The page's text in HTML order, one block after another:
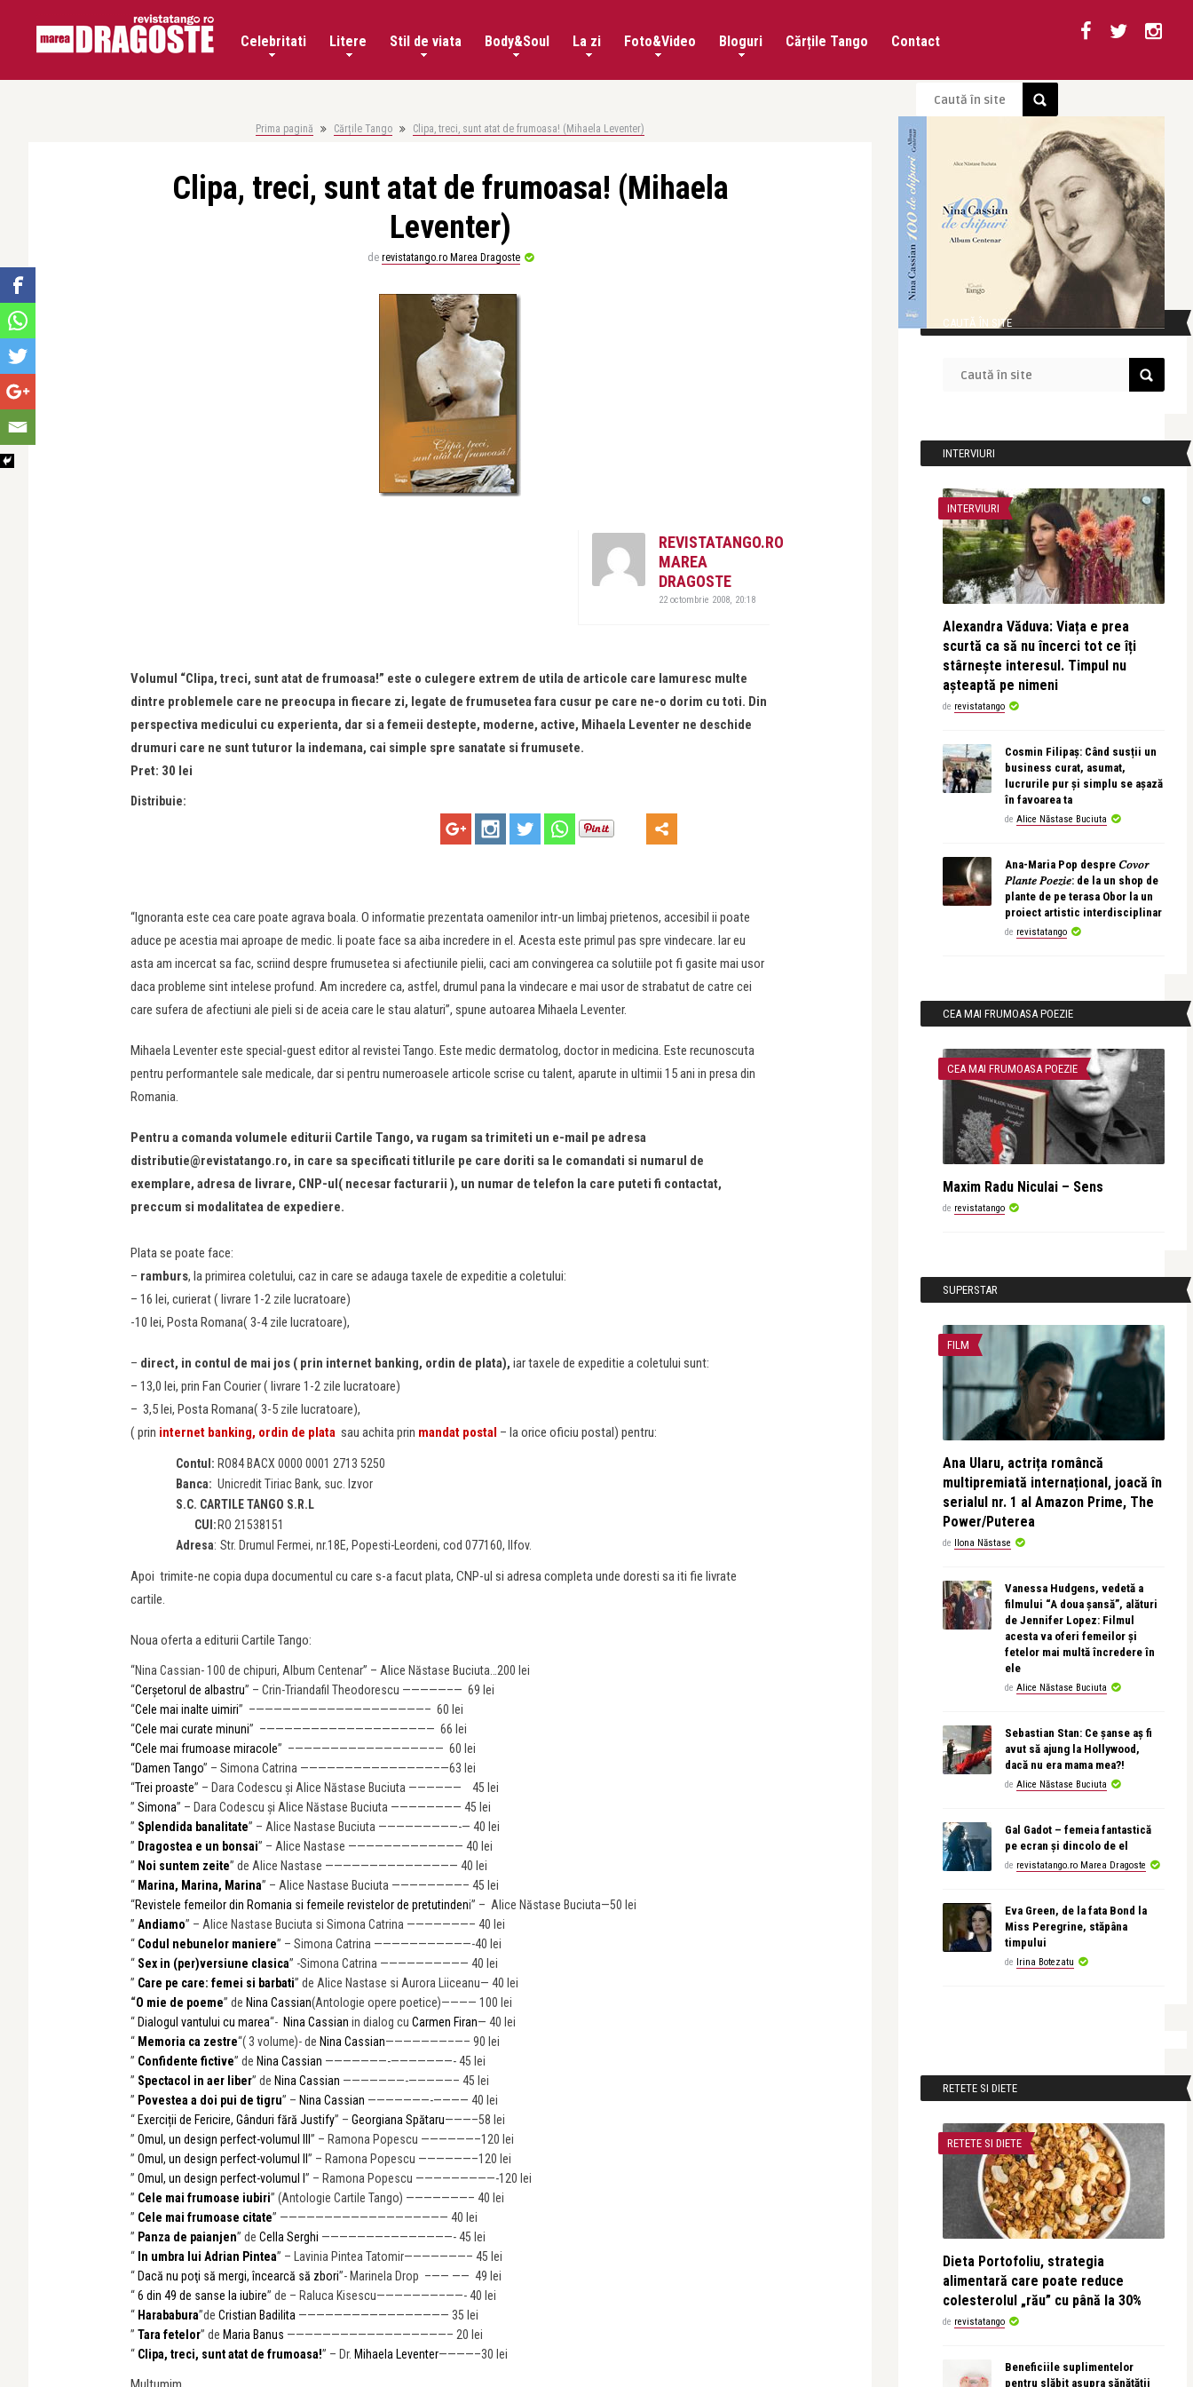
Celebritati Litere Stil de viata Body&Soul La zi Foto&Video Bloguri Cărțile Tango Contact
Prima pagină Cărțile Tango Clipa, treci, sunt atat de frumoasa! (Mihaela Leventer)
Clipa, treci, sunt atat de frumoasa! (Mihaela
Leventer)
de revistatango.ro Marea Dragoste
REVISTATANGO.RO
MAREA
DRAGOSTE
22 octombrie 2008, 20:18
Volumul “Clipa, treci, sunt atat de frumoasa!” este o culegere extrem de utila de articole care lamuresc multe
dintre problemele care ne preocupa in fiecare zi, legate de frumusetea fara cusur pe care ne-o dorim cu toti. Din
perspectiva medicului cu experienta, dar si a femeii destepte, moderne, active, Mihaela Leventer ne deschide
drumuri care ne sunt tuturor la indemana, cai simple spre sanatate si frumusete.
Pret: 30 lei
Distribuie:
“Ignoranta este cea care poate agrava boala. O informatie prezentata oamenilor intr-un limbaj prietenos, accesibil ii poate
aduce pe acestia mai aproape de medic. Ii poate face sa aiba incredere in el. Acesta este primul pas spre vindecare. Iar eu
asta am incercat sa fac, scriind despre frumusetea si afectiunile pielii, caci am convingerea ca solutiile pot fi gasite mai usor
daca probleme sint intelese profund. Am incredere ca, astfel, drumul pana la vindecare e mai usor de strabatut de catre cei
care sufera de afectiuni ale pieli si de aceia care le stau alaturi”, spune autoarea Mihaela Leventer.
Mihaela Leventer este special-guest editor al revistei Tango. Este medic dermatolog, doctor in medicina. Este recunoscuta
pentru performantele sale medicale, dar si pentru numeroasele articole scrise cu talent, aparute in ultimii 15 ani in presa din
Romania.
Pentru a comanda volumele editurii Cartile Tango, va rugam sa trimiteti un e-mail pe adresa
distributie@revistatango.ro, in care sa specificati titlurile pe care doriti sa le comandati si numarul de
exemplare, adresa de livrare, CNP-ul( necesar facturarii ), un numar de telefon la care puteti fi contactat,
preccum si modalitatea de expediere.
Plata se poate face:
– ramburs, la primirea coletului, caz in care se adauga taxele de expeditie a coletului:
– 16 lei, curierat ( livrare 1-2 zile lucratoare)
-10 lei, Posta Romana( 3-4 zile lucratoare),
– direct, in contul de mai jos ( prin internet banking, ordin de plata), iar taxele de expeditie a coletului sunt:
– 13,0 lei, prin Fan Courier ( livrare 1-2 zile lucratoare)
– 3,5 lei, Posta Romana( 3-5 zile lucratoare),
( prin internet banking, ordin de plata sau achita prin mandat postal – la orice oficiu postal) pentru:
Contul: RO84 BACX 0000 0001 2713 5250
Banca: Unicredit Tiriac Bank, suc. Izvor
S.C. CARTILE TANGO S.R.L
CUI: RO 21538151
Adresa: Str. Drumul Fermei, nr.18E, Popesti-Leordeni, cod 077160, Ilfov.
Apoi trimite-ne copia dupa documentul cu care s-a facut plata, CNP-ul si adresa completa unde doresti sa iti fie livrate
cartile.
Noua oferta a editurii Cartile Tango:
“Nina Cassian- 100 de chipuri, Album Centenar” – Alice Năstase Buciuta…200 lei
“Cerșetorul de albastru” – Crin-Triandafil Theodorescu —————–— 69 lei
“Cele mai inalte uimiri” –———————————————————– 60 lei
“Cele mai curate minuni” –——————————————————— 66 lei
“Cele mai frumoase miracole” –———————————————–— 60 lei
“Damen Tango” – Simona Catrina ———————————————–—63 lei
“Trei proaste” – Dara Codescu și Alice Năstase Buciuta —————— 45 lei
” Simona” – Dara Codescu și Alice Năstase Buciuta ———————— 45 lei
” Splendida banalitate” – Alice Nastase Buciuta —————————-— 40 lei
” Dragostea e un bonsai” – Alice Nastase ————————————— 40 lei
” Noi suntem zeite” de Alice Nastase ——————————————— 40 lei
“ Marina, Marina, Marina” – Alice Nastase Buciuta ————————– 45 lei
“Revistele femeilor din Romania si femeile revistelor de pretutindeni” – Alice Năstase Buciuta—50 lei
” Andiamo” – Alice Nastase Buciuta si Simona Catrina ———————– 40 lei
“ Codul nebunelor maniere” – Simona Catrina ———————————-40 lei
“ Sex in (per)versiune clasica” -Simona Catrina —————————— 40 lei
” Care pe care: femei si barbati” de Alice Nastase si Aurora Liiceanu— 40 lei
“O mie de poeme” de Nina Cassian(Antologie opere poetice)———— 100 lei
“ Dialogul vantului cu marea“- Nina Cassian in dialog cu Carmen Firan— 40 lei
“ Memoria ca zestre“( 3 volume)- de Nina Cassian———————–—– 90 lei
” Confidente fictive” de Nina Cassian ———————-———————- 45 lei
” Spectacol in aer liber” de Nina Cassian ———————-—————– 45 lei
” Povestea a doi pui de tigru” – Nina Cassian ———————-———— 40 lei
“ Exerciții de Fericire, Gânduri fără Justify” – Georgiana Spătaru———–58 lei
” Omul, un design perfect-volumul III ” – Ramona Popescu ——————–120 lei
” Omul, un design perfect-volumul II ” – Ramona Popescu ——————–120 lei
” Omul, un design perfect-volumul I ” – Ramona Popescu —————————-120 lei
” Cele mai frumoase iubiri” (Antologie Cartile Tango) ———————– 40 lei
” Cele mai frumoase citate” ——————————————————— 40 lei
” Panza de paianjen” de Cella Serghi ———————–———————- 45 lei
“ In umbra lui Adrian Pintea” – Lavinia Pintea Tatomir———————– 45 lei
“ Dacă nu poţi să mergi, încearcă să zbori”- Marinela Drop –—— —— 49 lei
“6 din 49 de sanse la iubire” de – Raluca Kisescu———————–——- 40 lei
“ Harababura”de Cristian Badilita ————————————————— 35 lei
” Tara fetelor” de Maria Banus ——————————————————– 20 lei
“ Clipa, treci, sunt atat de frumoasa!” – Dr. Mihaela Leventer————–30 lei
CAUTĂ ÎN SITE
INTERVIURI
INTERVIURI
Alexandra Văduva: Viața e prea
scurtă ca să nu încerci tot ce îți
stârnește interesul. Timpul nu
așteaptă pe nimeni
de revistatango
Cosmin Filipaș: Când susții un
business curat, asumat,
lucrurile pur și simplu se așază
în favoarea ta
de Alice Năstase Buciuta
Ana-Maria Pop despre 𝐶𝑜𝑣𝑜𝑟
𝑃𝑙𝑎𝑛𝑡𝑒 𝑃𝑜𝑒𝑧𝑖𝑒: de la un shop de
plante de pe terasa Obor la un
proiect artistic interdisciplinar
de revistatango
CEA MAI FRUMOASA POEZIE
CEA MAI FRUMOASA POEZIE
Maxim Radu Niculai – Sens
de revistatango
SUPERSTAR
FILM
Ana Ularu, actrița româncă
multipremiată internațional, joacă în
serialul nr. 1 al Amazon Prime, The
Power/Puterea
de Ilona Năstase
Vanessa Hudgens, vedetă a
filmului “A doua șansă”, alături
de Jennifer Lopez: Filmul
acesta va oferi femeilor și
fetelor mai multă încredere în
ele
de Alice Năstase Buciuta
Sebastian Stan: Ce șanse aș fi
avut să ajung la Hollywood,
dacă nu era mama mea?!
de Alice Năstase Buciuta
Gal Gadot – femeia fantastică
pe ecran și dincolo de el
de revistatango.ro Marea Dragoste
Eva Green, de la fata Bond la
Miss Peregrine, stăpâna
timpului
de Irina Botezatu
RETETE SI DIETE
RETETE SI DIETE
Dieta Portofoliu, strategia
alimentară care poate reduce
colesterolul „rău” cu până la 30%
de revistatango
Beneficiile suplimentelor
pentru slăbit asupra sănătății